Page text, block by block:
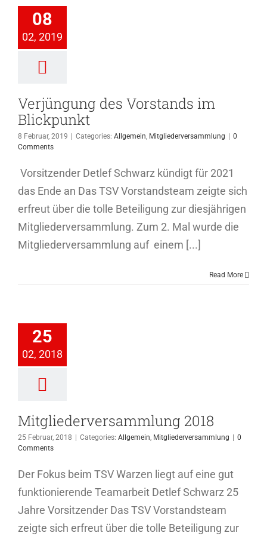
08
02, 2019
im
Verjüngung des Vorstands im
Blickpunkt
8 Februar, 2019 Categories: Allgemein, Mitgliederversammlung
0
Comments
Vorsitzender Detlef Schwarz kündigt für 2021
das Ende an Das TSV Vorstandsteam zeigte sich
erfreut über die tolle Beteiligung zur diesjährigen
Mitgliederversammlung. Zum 2. Mal wurde die
Mitgliederversammlung auf einem [...]
Read More
25
02, 2018
Mitgliederversammlung 2018
25 Februar, 2018 Categories: Allgemein, Mitgliederversammlung
0
Comments
Der Fokus beim TSV Warzen liegt auf eine gut
funktionierende Teamarbeit Detlef Schwarz 25
Jahre Vorsitzender Das TSV Vorstandsteam
zeigte sich erfreut über die tolle Beteiligung zur